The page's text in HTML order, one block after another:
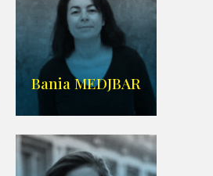
Bania MEDJBAR